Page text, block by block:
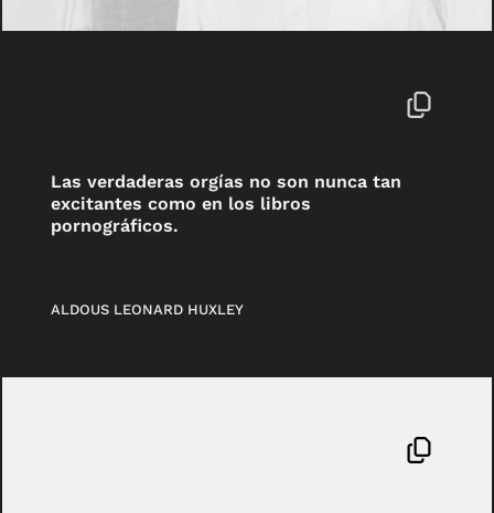
Las verdaderas orgías no son nunca tan
excitantes como en los libros
pornográficos.
ALDOUS LEONARD HUXLEY